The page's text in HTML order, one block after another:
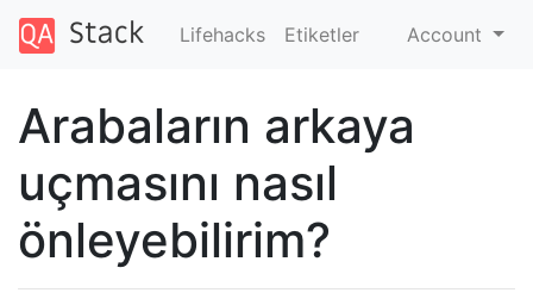
Lifehacks Etiketler Account
Arabaların arkaya
uçmasını nasıl
önleyebilirim?